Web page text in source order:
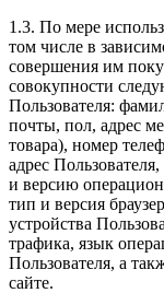
1.3. По мере
том числе в
совершения им
совокупности
Пользователя:
почты, пол, адрес
товара), номер
адрес
и версию
тип и версия
устройства
трафика, язык
Пользователя, а
сайте.